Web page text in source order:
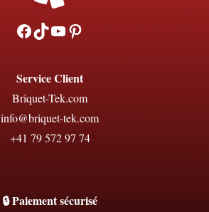
Facebook
TikTokYouTubePinterest
Service Client
Briquet-Tek.com
info@briquet-tek.com
+41 79 572 97 74
🔒 Paiement sécurisé